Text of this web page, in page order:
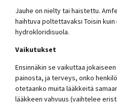
Jauhe on nielty tai haistettu.
haihtuva poltettavaksi Toisin
hydrokloridisuola.
Vaikutukset
Ensinnäkin se vaikuttaa
painosta, ja terveys, onko
otetaanko muita lääkkeitä
lääkkeen vahvuus (vaihtelee